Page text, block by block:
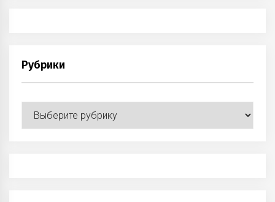
Рубрики
Рубрики